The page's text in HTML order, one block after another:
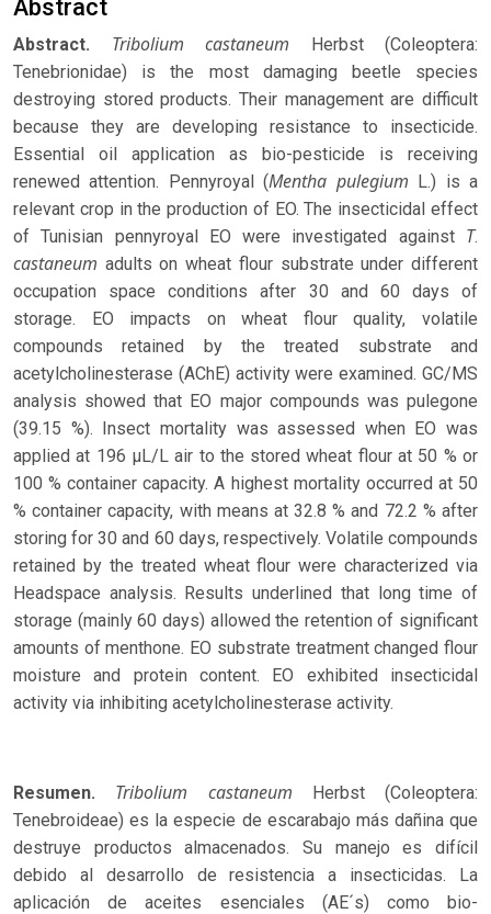
Abstract
Abstract. Tribolium castaneum
Herbst (Coleoptera:
Tenebrionidae) is the most damaging beetle species
destroying stored products. Their management are difficult
because they are developing resistance to insecticide.
Essential oil application as bio-pesticide is receiving
renewed attention. Pennyroyal (Mentha pulegium L.) is a
relevant crop in the production of EO. The insecticidal effect
of Tunisian pennyroyal EO were investigated against T.
castaneum adults on wheat flour substrate under different
occupation space conditions after 30 and 60 days of
storage. EO impacts on wheat flour quality, volatile
compounds retained by the treated substrate and
acetylcholinesterase (AChE) activity were examined. GC/MS
analysis showed that EO major compounds was pulegone
(39.15 %). Insect mortality was assessed when EO was
applied at 196 µL/L air to the stored wheat flour at 50 % or
100 % container capacity. A highest mortality occurred at 50
% container capacity, with means at 32.8 % and 72.2 % after
storing for 30 and 60 days, respectively. Volatile compounds
retained by the treated wheat flour were characterized via
Headspace analysis. Results underlined that long time of
storage (mainly 60 days) allowed the retention of significant
amounts of menthone. EO substrate treatment changed flour
moisture and protein content. EO exhibited insecticidal
activity via inhibiting acetylcholinesterase activity.
Resumen. Tribolium castaneum
Herbst (Coleoptera:
Tenebroideae) es la especie de escarabajo más dañina que
destruye productos almacenados. Su manejo es difícil
debido al desarrollo de resistencia a insecticidas. La
aplicación de aceites esenciales (AE´s) como bio-